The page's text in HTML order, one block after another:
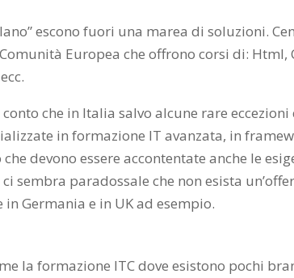
escono fuori una marea di soluzioni.
Europea che offrono corsi di: Html,
che in Italia salvo alcune rare eccezioni
in formazione IT avanzata, in
devono essere accontentate anche le
sembra paradossale che non esista
Germania e in UK ad esempio.
la formazione ITC dove esistono pochi